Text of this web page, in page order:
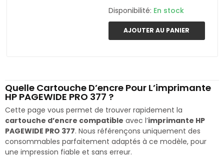
Disponibilité: En stock
AJOUTER AU PANIER
Quelle Cartouche D’encre Pour L’imprimante
HP PAGEWIDE PRO 377 ?
Cette page vous permet de trouver rapidement la
cartouche d’encre compatible avec l’imprimante HP
PAGEWIDE PRO 377. Nous référençons uniquement des
consommables parfaitement adaptés à ce modèle, pour
une impression fiable et sans erreur.